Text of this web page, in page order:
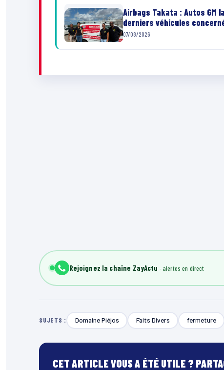
Airbags Takata : Autos
derniers véhicules
07/08/2026
Rejoignez la chaîne ZayActu
SUJETS : Domaine Piéjos Faits Divers fermeture
CET ARTICLE VOUS A ÉTÉ UTILE ?